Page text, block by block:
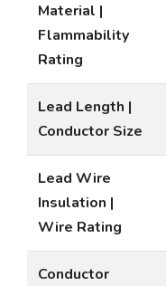
Material |
Flammability
Rating
Lead Length |
Conductor Size
Lead Wire
Insulation |
Wire Rating
Conductor